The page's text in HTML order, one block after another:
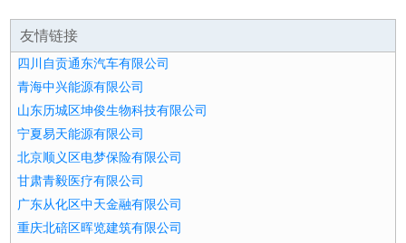
友情链接
四川自贡通东汽车有限公司
青海中兴能源有限公司
山东历城区坤俊生物科技有限公司
宁夏易天能源有限公司
北京顺义区电梦保险有限公司
甘肃青毅医疗有限公司
广东从化区中天金融有限公司
重庆北碚区晖览建筑有限公司